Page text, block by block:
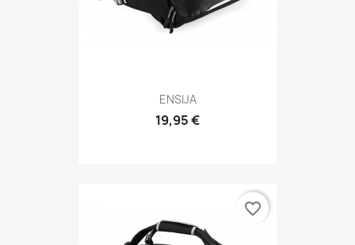
ENSIJA
19,95 €
favorite_border